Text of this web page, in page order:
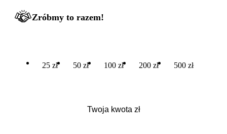
Zróbmy to razem!
25 zł 50 zł 100 zł 200 zł 500 zł